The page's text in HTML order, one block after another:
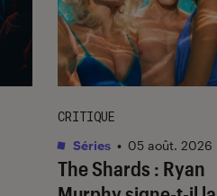
The Shards : Ryan
CRITIQUE
Séries • 05 août. 2026